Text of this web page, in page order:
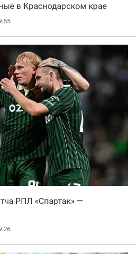
в Краснодарском крае
РПЛ «Спартак» —